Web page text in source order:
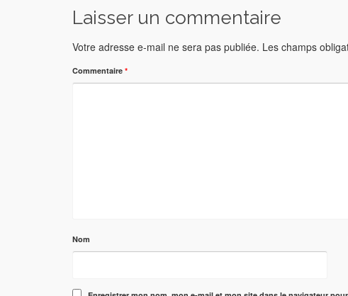
Laisser un commentaire
Votre adresse e-mail ne sera pas publiée. Les champs
Commentaire *
Nom